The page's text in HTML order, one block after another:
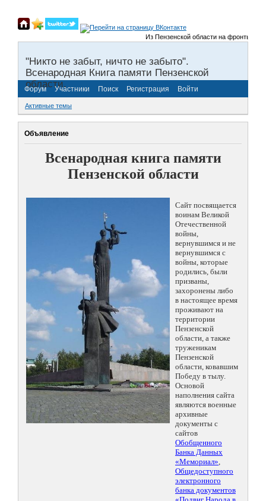
Из Пензенской области на фронты
"Никто не забыт, ничто не забыто".
Всенародная Книга памяти Пензенской
области.
Форум Участники Поиск Регистрация Войти
Активные темы
Объявление
Всенародная книга памяти
Пензенской области
Сайт посвящается
воинам Великой
Отечественной
войны,
вернувшимся и не
вернувшимся с
войны, которые
родились, были
призваны,
захоронены либо
в настоящее время
проживают на
территории
Пензенской
области, а также
труженикам
Пензенской
области, ковавшим
Победу в тылу.
Основой
наполнения сайта
являются военные
архивные
документы с
сайтов
Обобщенного
Банка Данных
«Мемориал»,
Общедоступного
электронного
банка документов